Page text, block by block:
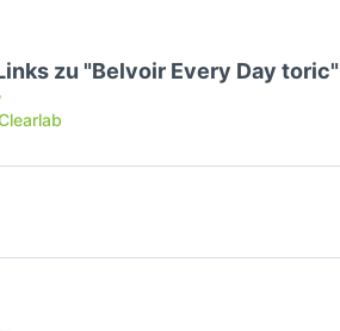
zu "Belvoir Every Day toric"